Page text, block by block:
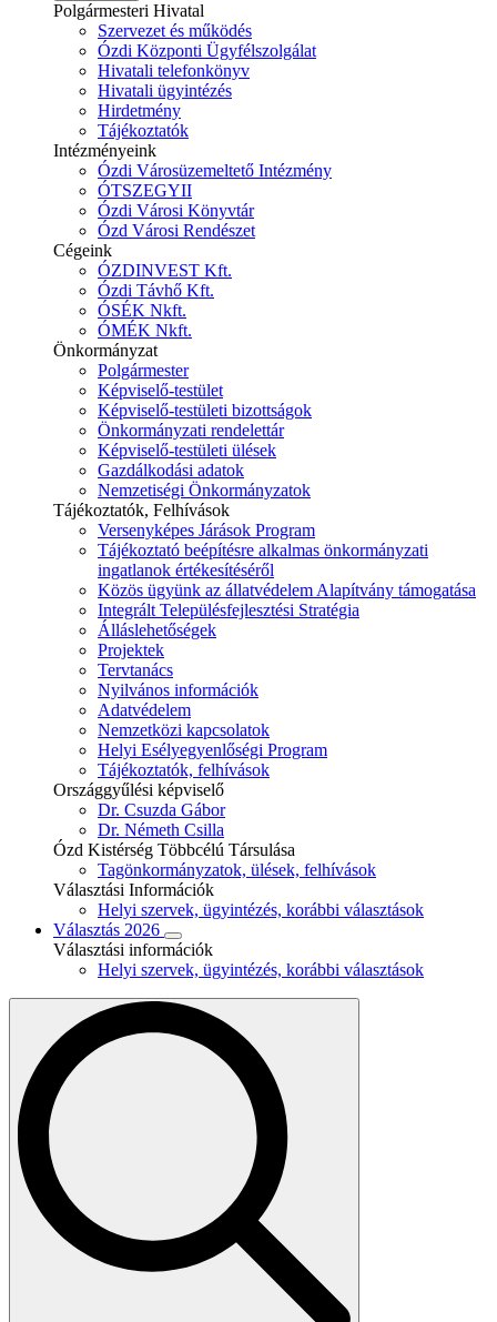
Polgármesteri Hivatal
Szervezet és működés
Ózdi Központi Ügyfélszolgálat
Hivatali telefonkönyv
Hivatali ügyintézés
Hirdetmény
Tájékoztatók
Intézményeink
Ózdi Városüzemeltető Intézmény
ÓTSZEGYII
Ózdi Városi Könyvtár
Ózd Városi Rendészet
Cégeink
ÓZDINVEST Kft.
Ózdi Távhő Kft.
ÓSÉK Nkft.
ÓMÉK Nkft.
Önkormányzat
Polgármester
Képviselő-testület
Képviselő-testületi bizottságok
Önkormányzati rendelettár
Képviselő-testületi ülések
Gazdálkodási adatok
Nemzetiségi Önkormányzatok
Tájékoztatók, Felhívások
Versenyképes Járások Program
Tájékoztató beépítésre alkalmas önkormányzati
ingatlanok értékesítéséről
Közös ügyünk az állatvédelem Alapítvány támogatása
Integrált Településfejlesztési Stratégia
Álláslehetőségek
Projektek
Tervtanács
Nyilvános információk
Adatvédelem
Nemzetközi kapcsolatok
Helyi Esélyegyenlőségi Program
Tájékoztatók, felhívások
Országgyűlési képviselő
Dr. Csuzda Gábor
Dr. Németh Csilla
Ózd Kistérség Többcélú Társulása
Tagönkormányzatok, ülések, felhívások
Választási Információk
Helyi szervek, ügyintézés, korábbi választások
Választás 2026
Választási információk
Helyi szervek, ügyintézés, korábbi választások